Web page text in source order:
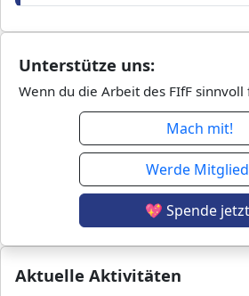
Aktuelle Aktivitäten
Unterstütze uns:
Wenn du die Arbeit des FIfF sinnvoll
Mach mit!
Werde
💖 Spende